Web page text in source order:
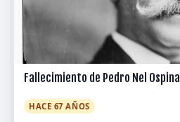
Fallecimiento de Pedro Nel Ospina
HACE 67 AÑOS